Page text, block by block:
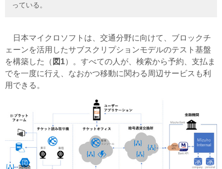
っている。
日本マイクロソフトは、交通分野に向けて、ブロックチ
ェーンを活用したサブスクリプションモデルのテスト基盤
を構築した（ 図1）。すべての人が、検索から予約、支払ま
でを一度に行え、なおかつ移動に関わる周辺サービスも利
用できる。